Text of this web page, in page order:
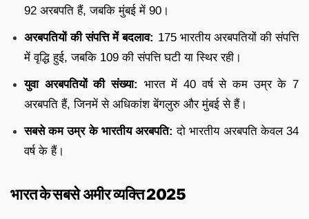
92 अरबपति हैं, जबकि मुंबई में 90।
अरबपतियों की संपत्ति में बदलाव: 175 भारतीय अरबपतियों की संपत्ति
में वृद्धि हुई, जबकि 109 की संपत्ति घटी या स्थिर रही।
युवा अरबपतियों की संख्या: भारत में 40 वर्ष से कम उम्र के 7
अरबपति हैं, जिनमें से अधिकांश बेंगलुरु और मुंबई से हैं।
सबसे कम उम्र के भारतीय अरबपति: दो भारतीय अरबपति केवल 34
वर्ष के हैं।
भारत के सबसे अमीर व्यक्ति 2025